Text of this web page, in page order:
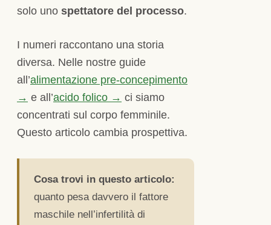
solo uno spettatore del processo.
I numeri raccontano una storia
diversa. Nelle nostre guide
all’alimentazione pre-concepimento
→ e all’acido folico → ci siamo
concentrati sul corpo femminile.
Questo articolo cambia prospettiva.
Cosa trovi in questo articolo:
quanto pesa davvero il fattore
maschile nell’infertilità di